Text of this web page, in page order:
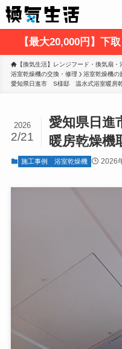
【最大20,000円】下
【換気生活】レンジフード・換気扇・
浴室乾燥機の交換・修理
浴室乾燥機の
愛知県日進市　S様邸　温水式浴室暖房
愛知県日
暖房乾燥機
2026
2/21
施工事例 浴室乾燥機 2026